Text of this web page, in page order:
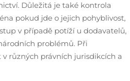
Důležitá je také kontrola
pokud jde o jejich pohyblivost,
v případě potíží u dodavatelů,
problémů. Při
různých právních jurisdikcích a